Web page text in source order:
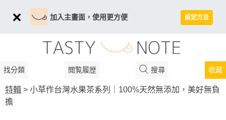
加入主畫面，使用更方便 設定方法
找分類 閲覧履歴 搜尋 收藏
特輯 > 小草作台灣水果茶系列｜100%天然無添加，美好無負
擔